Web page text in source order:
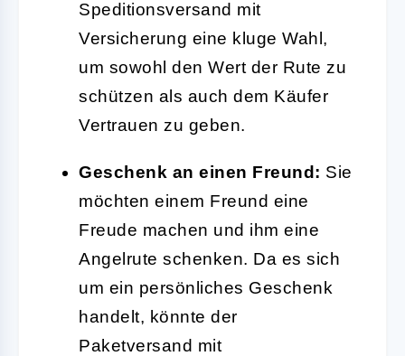
Speditionsversand mit
Versicherung eine kluge Wahl,
um sowohl den Wert der Rute zu
schützen als auch dem Käufer
Vertrauen zu geben.
Geschenk an einen Freund: Sie
möchten einem Freund eine
Freude machen und ihm eine
Angelrute schenken. Da es sich
um ein persönliches Geschenk
handelt, könnte der
Paketversand mit